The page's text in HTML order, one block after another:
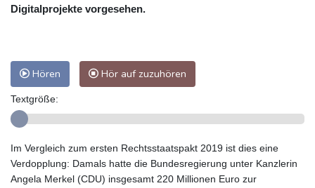
Digitalprojekte vorgesehen.
Hören Hör auf zuzuhören
Textgröße:
Im Vergleich zum ersten Rechtsstaatspakt 2019 ist dies eine
Verdopplung: Damals hatte die Bundesregierung unter Kanzlerin
Angela Merkel (CDU) insgesamt 220 Millionen Euro zur